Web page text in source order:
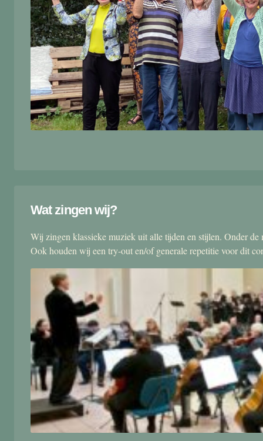
Wat zingen wij?
Wij zingen klassieke muziek uit alle tijden en stijlen. Onder
Ook houden wij een try-out en/of generale repetitie voor dit